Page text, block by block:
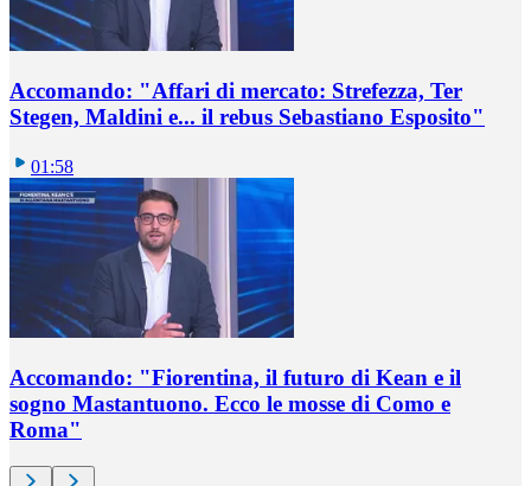
Accomando: "Affari di mercato: Strefezza, Ter
Stegen, Maldini e... il rebus Sebastiano Esposito"
01:58
Accomando: "Fiorentina, il futuro di Kean e il
sogno Mastantuono. Ecco le mosse di Como e
Roma"